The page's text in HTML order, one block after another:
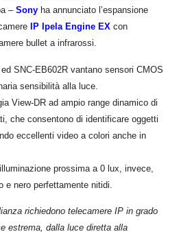
– Sony ha annunciato l’espansione
IP Ipela Engine EX con
bullet a infrarossi.
SNC-EB602R vantano sensori CMOS
sensibilità alla luce.
View-DR ad ampio range dinamico di
che consentono di identificare oggetti
eccellenti video a colori anche in
prossima a 0 lux, invece,
nero perfettamente nitidi.
richiedono telecamere IP in grado
estrema, dalla luce diretta alla